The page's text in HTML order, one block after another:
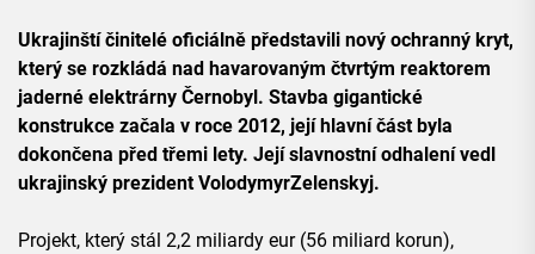
Ukrajinští činitelé oficiálně představili nový ochranný kryt,
který se rozkládá nad havarovaným čtvrtým reaktorem
jaderné elektrárny Černobyl. Stavba gigantické
konstrukce začala v roce 2012, její hlavní část byla
dokončena před třemi lety. Její slavnostní odhalení vedl
ukrajinský prezident VolodymyrZelenskyj.
Projekt, který stál 2,2 miliardy eur (56 miliard korun),